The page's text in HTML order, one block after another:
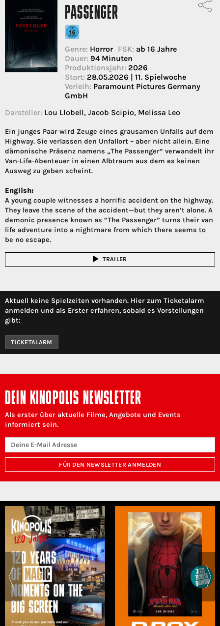
PASSENGER
Genre: Horror FSK: ab 16 Jahre
Dauer: 94 Minuten
Produktionsjahr: 2026
Start: 28.05.2026 | 11. Spielwoche
Verleih: Paramount Pictures Germany
GmbH
Darsteller: Lou Llobell, Jacob Scipio, Melissa Leo
Ein junges Paar wird Zeuge eines grausamen Unfalls auf dem
Highway. Sie verlassen den Unfallort – aber nicht allein. Eine
dämonische Präsenz namens „The Passenger“ verwandelt ihr
Van-Life-Abenteuer in einen Albtraum aus dem es keinen
Ausweg zu geben scheint.
English:
A young couple witnesses a horrific accident on the highway.
They leave the scene of the accident—but they aren’t alone. A
demonic presence known as “The Passenger” turns their van
life adventure into a nightmare from which there seems to
be no escape.
TRAILER
Aktuell keine Spielzeiten vorhanden. Hier zum Ticketalarm
anmelden und als Erster erfahren, sobald es Vorstellungen
gibt:
TICKETALARM
DEIN KINOPOLIS NEWSLETTER
Als erster über aktuelle Filme, Angebote und Events
informiert sein.
FÜR DEN NEWSLETTER ANMELDEN